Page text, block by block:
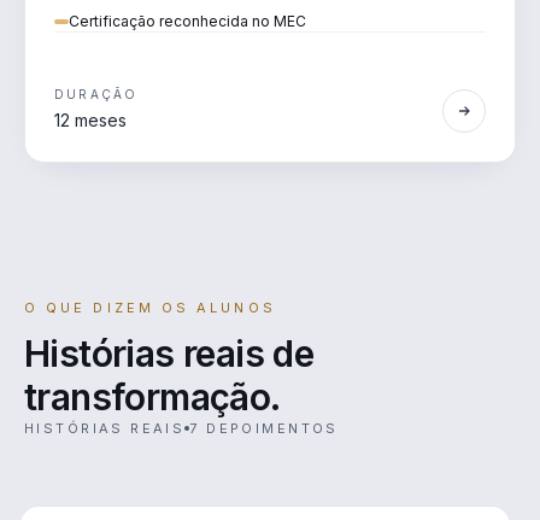
Certificação reconhecida no MEC
DURAÇÃO
12 meses
O QUE DIZEM OS ALUNOS
Histórias reais de
transformação.
HISTÓRIAS REAIS 7 DEPOIMENTOS